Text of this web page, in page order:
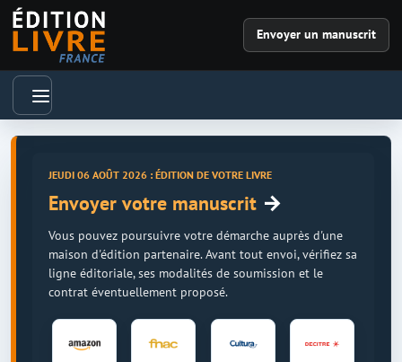
Envoyer un manuscrit
JEUDI 06 AOÛT 2026 : ÉDITION DE VOTRE LIVRE
Envoyer votre manuscrit →
Vous pouvez poursuivre votre démarche auprès d'une
maison d'édition partenaire. Avant tout envoi, vérifiez sa
ligne éditoriale, ses modalités de soumission et le
contrat éventuellement proposé.